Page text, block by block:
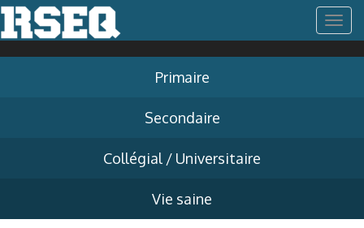
T
Primaire
Secondaire
Collégial / Universitaire
Vie saine